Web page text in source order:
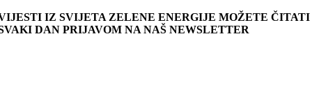
IZ SVIJETA ZELENE ENERGIJE MOŽETE ČITATI
DAN PRIJAVOM NA NAŠ NEWSLETTER